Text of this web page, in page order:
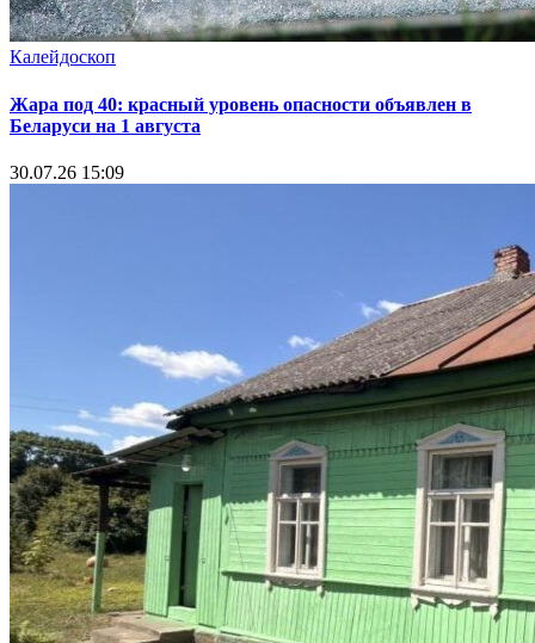
Калейдоскоп
Жара под 40: красный уровень опасности объявлен в
Беларуси на 1 августа
30.07.26 15:09